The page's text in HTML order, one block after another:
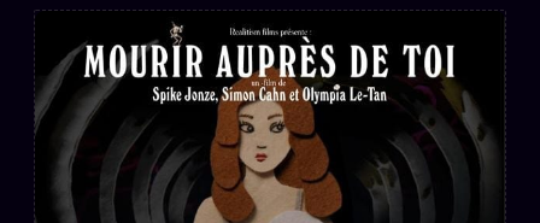
N L'ARCHIVE
✉ INSCRIPTION À LA NEWSLETTER
Rubriques éditoriales10 088 articles